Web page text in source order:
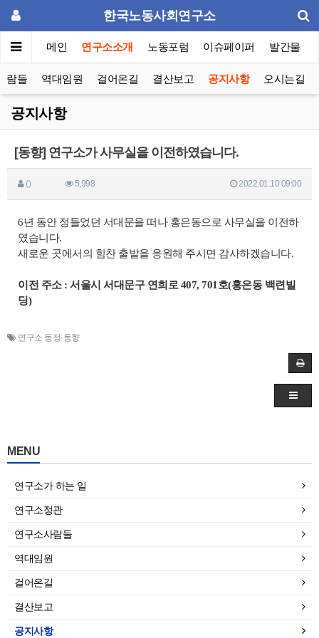
한국노동사회연구소
메인 연구소소개 노동포럼 이슈페이퍼 발간물
람들 역대임원 걸어온길 결산보고 공지사항 오시는길
공지사항
[동향] 연구소가 사무실을 이전하였습니다.
() 5,998 2022.01.10 09:00
6년 동안 정들었던 서대문을 떠나 홍은동으로 사무실을 이전하
였습니다.
새로운 곳에서의 힘찬 출발을 응원해 주시면 감사하겠습니다.
이전 주소 : 서울시 서대문구 연희로 407, 701호(홍은동 백련빌
딩)
연구소 동정·동향
MENU
연구소가 하는 일
연구소정관
연구소사람들
역대임원
걸어온길
결산보고
공지사항